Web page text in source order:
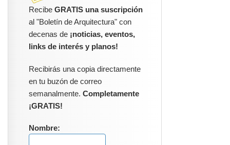
Recibe GRATIS una suscripción
al "Boletín de Arquitectura" con
decenas de ¡noticias, eventos,
links de interés y planos!
Recibirás una copia directamente
en tu buzón de correo
semanalmente. Completamente
¡GRATIS!
Nombre: